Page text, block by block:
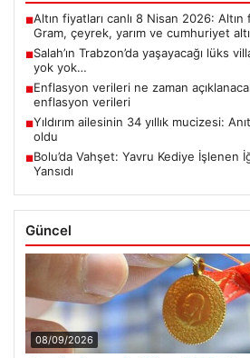
■Altın fiyatları canlı 8 Nisan 2026:
Gram, çeyrek, yarım ve cumhuriyet
■Salah’ın Trabzon’da yaşayacağı lüks
yok yok…
■Enflasyon verileri ne zaman
enflasyon verileri
■Yıldırım ailesinin 34 yıllık mucizesi:
oldu
■Bolu’da Vahşet: Yavru Kediye İşlenen
Yansıdı
Güncel
08/09/2026